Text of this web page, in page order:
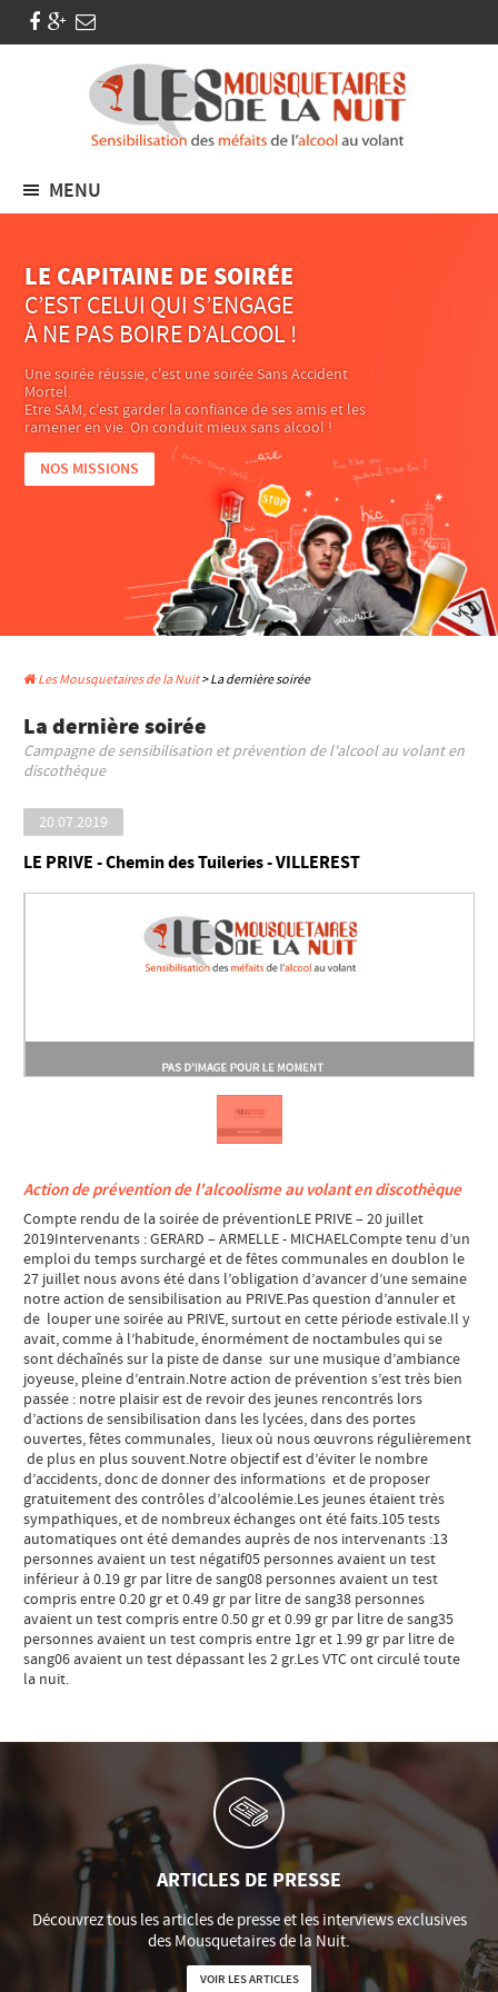
MENU
LE CAPITAINE DE SOIRÉE
C’EST CELUI QUI S’ENGAGE
À NE PAS BOIRE D’ALCOOL !
Une soirée réussie, c'est une soirée Sans Accident
Mortel.
Etre SAM, c'est garder la confiance de ses amis et les
ramener en vie. On conduit mieux sans alcool !
NOS MISSIONS
Les Mousquetaires de la Nuit> La dernière soirée
La dernière soirée
Campagne de sensibilisation et prévention de l'alcool au volant en
discothèque
20.07.2019
LE PRIVE - Chemin des Tuileries - VILLEREST
Action de prévention de l'alcoolisme au volant en discothèque
Compte rendu de la soirée de préventionLE PRIVE – 20 juillet
2019Intervenants : GERARD – ARMELLE - MICHAELCompte tenu d’un
emploi du temps surchargé et de fêtes communales en doublon le
27 juillet nous avons été dans l’obligation d’avancer d’une semaine
notre action de sensibilisation au PRIVE.Pas question d’annuler et
de louper une soirée au PRIVE, surtout en cette période estivale.Il y
avait, comme à l’habitude, énormément de noctambules qui se
sont déchaînés sur la piste de danse sur une musique d’ambiance
joyeuse, pleine d’entrain.Notre action de prévention s’est très bien
passée : notre plaisir est de revoir des jeunes rencontrés lors
d’actions de sensibilisation dans les lycées, dans des portes
ouvertes, fêtes communales, lieux où nous œuvrons régulièrement
de plus en plus souvent.Notre objectif est d’éviter le nombre
d’accidents, donc de donner des informations et de proposer
gratuitement des contrôles d’alcoolémie.Les jeunes étaient très
sympathiques, et de nombreux échanges ont été faits.105 tests
automatiques ont été demandes auprès de nos intervenants :13
personnes avaient un test négatif05 personnes avaient un test
inférieur à 0.19 gr par litre de sang08 personnes avaient un test
compris entre 0.20 gr et 0.49 gr par litre de sang38 personnes
avaient un test compris entre 0.50 gr et 0.99 gr par litre de sang35
personnes avaient un test compris entre 1gr et 1.99 gr par litre de
sang06 avaient un test dépassant les 2 gr.Les VTC ont circulé toute
la nuit.
ARTICLES DE PRESSE
Découvrez tous les articles de presse et les interviews exclusives
des Mousquetaires de la Nuit.
VOIR LES ARTICLES